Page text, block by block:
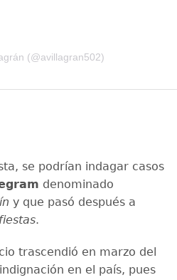
(@avillagran502)
se podrían indagar casos
denominado
y que pasó después a
.
trascendió en marzo del
en el país, pues